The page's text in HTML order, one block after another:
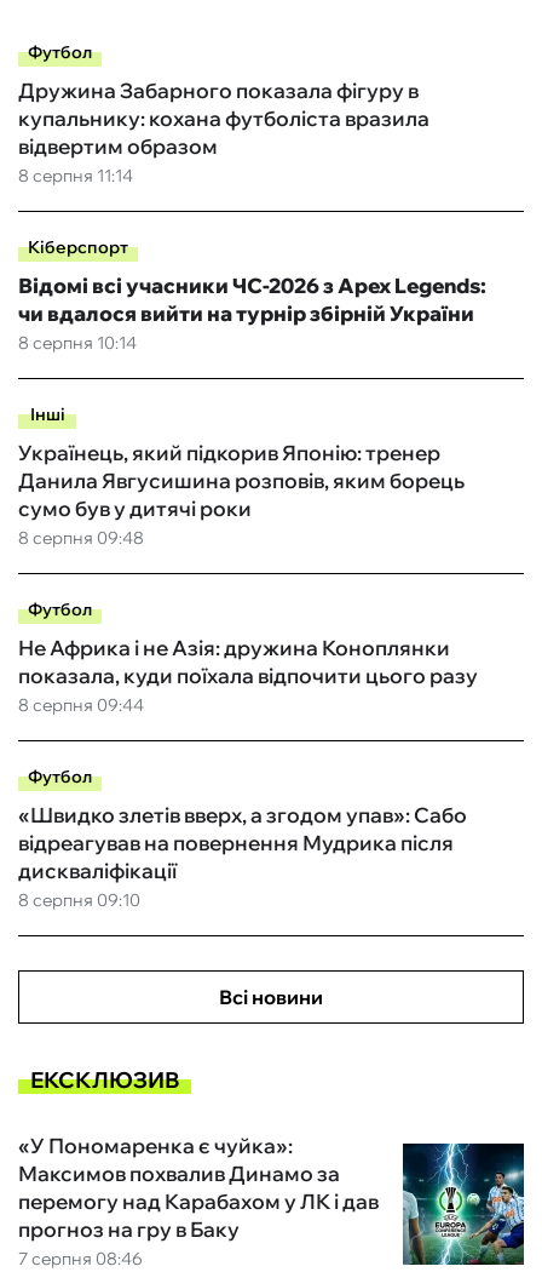
Футбол
8 серпня 11:14
Дружина Забарного показала фігуру в
купальнику: кохана футболіста вразила
відвертим образом
Кіберспорт
8 серпня 10:14
Відомі всі учасники ЧС-2026 з Apex Legends:
чи вдалося вийти на турнір збірній України
Інші
8 серпня 09:48
Українець, який підкорив Японію: тренер
Данила Явгусишина розповів, яким борець
сумо був у дитячі роки
Футбол
8 серпня 09:44
Не Африка і не Азія: дружина Коноплянки
показала, куди поїхала відпочити цього разу
Футбол
8 серпня 09:10
«Швидко злетів вверх, а згодом упав»: Сабо
відреагував на повернення Мудрика після
дискваліфікації
Всі новини
ЕКСКЛЮЗИВ
7 серпня 08:46
«У Пономаренка є чуйка»:
Максимов похвалив Динамо за
перемогу над Карабахом у ЛК і дав
прогноз на гру в Баку